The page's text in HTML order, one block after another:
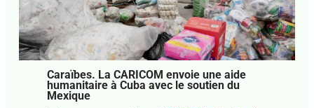
Caraïbes. La CARICOM envoie une aide
humanitaire à Cuba avec le soutien du
Mexique